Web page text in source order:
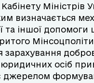
Міністрів
визначається
та іншої
зарахування
осіб
джерелом